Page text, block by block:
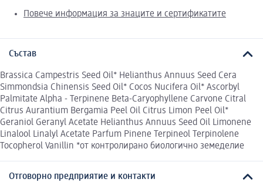
Повече информация за знаците и сертификатите
Състав
Brassica Campestris Seed Oil* Helianthus Annuus Seed Cera
Simmondsia Chinensis Seed Oil* Cocos Nucifera Oil* Ascorbyl
Palmitate Alpha - Terpinene Beta-Caryophyllene Carvone Citral
Citrus Aurantium Bergamia Peel Oil Citrus Limon Peel Oil*
Geraniol Geranyl Acetate Helianthus Annuus Seed Oil Limonene
Linalool Linalyl Acetate Parfum Pinene Terpineol Terpinolene
Tocopherol Vanillin *от контролирано биологично земеделие
Отговорно предприятие и контакти